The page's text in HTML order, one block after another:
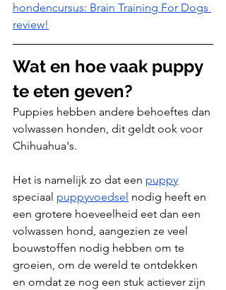
hondencursus: Brain Training For Dogs
review!
Wat en hoe vaak puppy
te eten geven?
Puppies hebben andere behoeftes dan
volwassen honden, dit geldt ook voor
Chihuahua's.
Het is namelijk zo dat een puppy
speciaal puppyvoedsel nodig heeft en
een grotere hoeveelheid eet dan een
volwassen hond, aangezien ze veel
bouwstoffen nodig hebben om te
groeien, om de wereld te ontdekken
en omdat ze nog een stuk actiever zijn